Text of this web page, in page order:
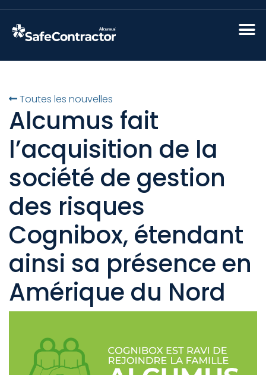
Toutes les nouvelles
Alcumus fait
l’acquisition de la
société de gestion
des risques
Cognibox, étendant
ainsi sa présence en
Amérique du Nord